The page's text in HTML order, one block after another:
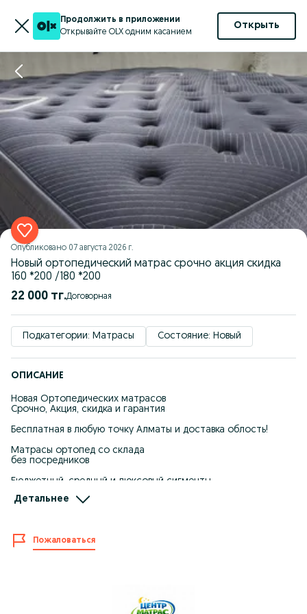
Продолжить в приложении
Открывайте OLX одним касанием
Открыть
Опубликовано 07 августа 2026 г.
Новый ортопедический матрас срочно акция скидка
160 *200 /180 *200
22 000 тг. Договорная
Подкатегории: Матрасы Состояние: Новый
ОПИСАНИЕ
Новая Ортопедических матрасов
Срочно, Акция, скидка и гарантия
Бесплатная в любую точку Алматы и доставка облость!
Матрасы ортопед со склада
без посредников
Бюджетный, средный и люксовый сигменты.
Цены от производителя
Эконом /полуортопед
80-180=22000
160-200 =35000
Детальнее
Пожаловаться